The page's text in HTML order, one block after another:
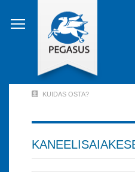
edasi
põhisisu
Account
Menu
KUIDAS OSTA?